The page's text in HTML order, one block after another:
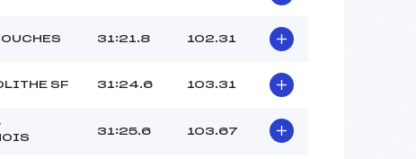
31:21.8 102.31
SF 31:24.6 103.31
31:25.6 103.67